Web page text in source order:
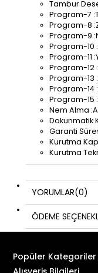
Tambur
Program-7
Program-8
Program-9
Program-10
Program-11
Program-12
Program-13
Program-14
Program-15
Nem Alma
Dokunmatik
Garanti
Kurutma
Kurutma
YORUMLAR(0)
ÖDEME
Popüler Kategoriler